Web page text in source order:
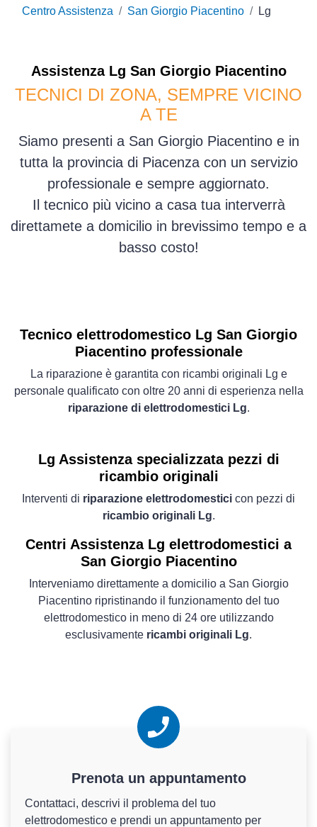
Centro Assistenza San Giorgio Piacentino Lg
Assistenza Lg San Giorgio Piacentino
TECNICI DI ZONA, SEMPRE VICINO
A TE
Siamo presenti a San Giorgio Piacentino e in
tutta la provincia di Piacenza con un servizio
professionale e sempre aggiornato.
Il tecnico più vicino a casa tua interverrà
direttamete a domicilio in brevissimo tempo e a
basso costo!
Tecnico elettrodomestico Lg San Giorgio
Piacentino professionale
La riparazione è garantita con ricambi originali Lg e
personale qualificato con oltre 20 anni di esperienza nella
riparazione di elettrodomestici Lg.
Lg Assistenza specializzata pezzi di
ricambio originali
Interventi di riparazione elettrodomestici con pezzi di
ricambio originali Lg.
Centri Assistenza Lg elettrodomestici a
San Giorgio Piacentino
Interveniamo direttamente a domicilio a San Giorgio
Piacentino ripristinando il funzionamento del tuo
elettrodomestico in meno di 24 ore utilizzando
esclusivamente ricambi originali Lg.
Prenota un appuntamento
Contattaci, descrivi il problema del tuo
elettrodomestico e prendi un appuntamento per